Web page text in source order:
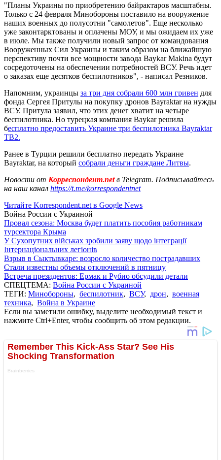
"Планы Украины по приобретению байрактаров масштабны.
Только с 24 февраля Минобороны поставило на вооружение
наших военных до полусотни "самолетов". Еще несколько
уже законтарктованы и оплачены МОУ, и мы ожидаем их уже
в июле. Мы также получили новый запрос от командования
Вооруженных Сил Украины и таким образом на ближайшую
перспективу почти все мощности завода Baykar Makina будут
сосредоточены на обеспечении потребностей ВСУ. Речь идет
о заказах еще десятков беспилотников", - написал Резников.
Напомним, украинцы за три дня собрали 600 млн гривен для
фонда Сергея Притулы на покупку дронов Bayraktar на нужды
ВСУ. Притула заявил, что этих денег хватит на четыре
беспилотника. Но турецкая компания Baykar решила
бесплатно предоставить Украине три беспилотника Bayraktar
ТВ2.
Ранее в Турции решили бесплатно передать Украине
Bayraktar, на который собрали деньги граждане Литвы.
Новости от Корреспондент.netв Telegram. Подписывайтесь
на наш канал https://t.me/korrespondentnet
Читайте Korrespondent.net в Google News
Война России с Украиной
Провал сезона: Москва будет платить пособия работникам
турсектора Крыма
У Сухопутних військах зробили заяву щодо інтеграції
Інтернаціональних легіонів
Взрыв в Сыктывкаре: возросло количество пострадавших
Стали известны объемы отключений в пятницу
Встреча президентов: Ермак и Рубио обсудили детали
СПЕЦТЕМА: Война России с Украиной
ТЕГИ: Минобороны, беспилотник, ВСУ, дрон, военная
техника, Война в Украине
Если вы заметили ошибку, выделите необходимый текст и
нажмите Ctrl+Enter, чтобы сообщить об этом редакции.